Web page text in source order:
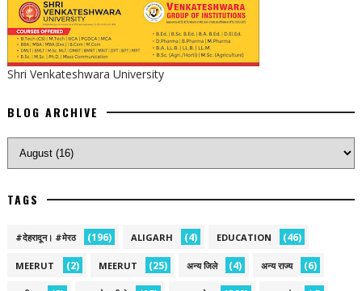
Shri Venkateshwara University
BLOG ARCHIVE
TAGS
#देहरादून। #मेरठ (196) ALIGARH (4) EDUCATION (46)
MEERUT (2) MEERUT (25) अन्य जिले (4) अन्य राज्य (6)